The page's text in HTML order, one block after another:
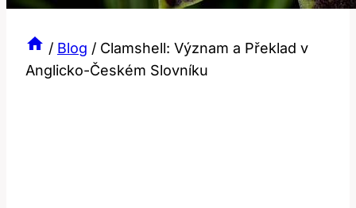
/ Blog / Clamshell: Význam a Překlad v
Anglicko-Českém Slovníku